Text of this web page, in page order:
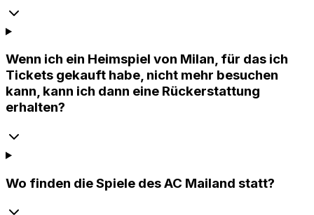
Wenn ich ein Heimspiel von Milan, für das ich
Tickets gekauft habe, nicht mehr besuchen
kann, kann ich dann eine Rückerstattung
erhalten?
Wo finden die Spiele des AC Mailand statt?